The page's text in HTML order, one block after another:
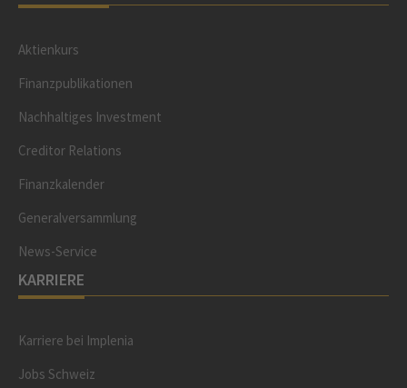
Aktienkurs
Finanzpublikationen
Nachhaltiges Investment
Creditor Relations
Finanzkalender
Generalversammlung
News-Service
KARRIERE
Karriere bei Implenia
Jobs Schweiz